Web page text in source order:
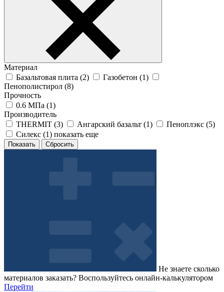
Материал
Базальтовая плита (2) Газобетон (1)
Пенополистирол (8)
Прочность
0.6 МПа (1)
Производитель
THERMIT (3) Ангарский базальт (1) Пеноплэкс (5)
Силекс (1) показать еще
Не знаете сколько
материалов заказать? Воспользуйтесь онлайн-калькулятором
Перейти